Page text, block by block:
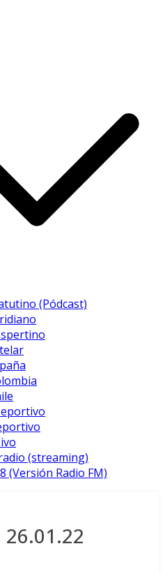
(Pódcast)
(streaming)
(Versión Radio FM)
26.01.22